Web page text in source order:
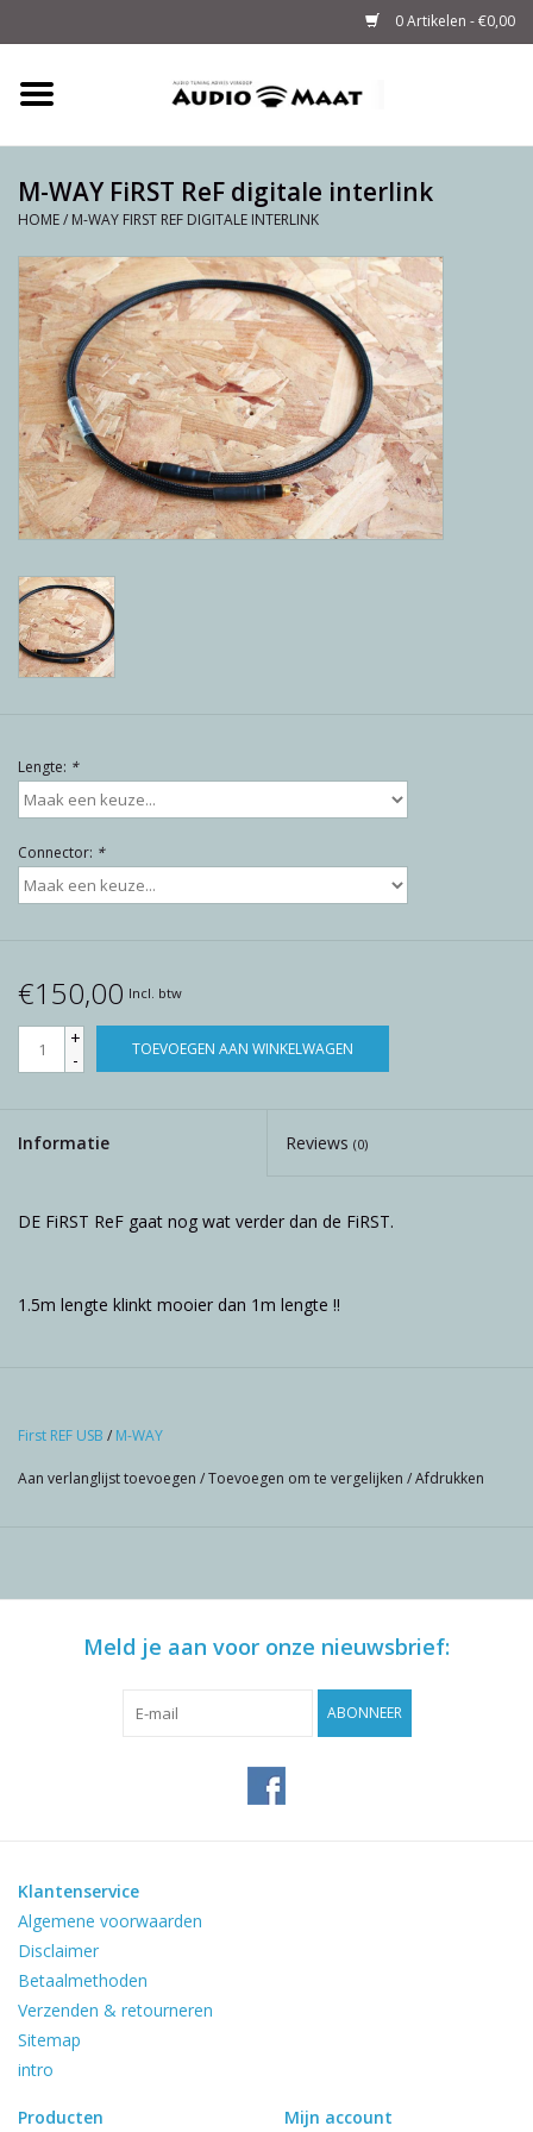
0 Artikelen - €0,00
Tuning
Powerstrips
Audio
Sale
Info
Reviews
Blog
Merken
M-WAY FiRST ReF digitale interlink
HOME/ M-WAY FIRST REF DIGITALE INTERLINK
Lengte: *
Connector: *
€150,00 Incl. btw
+
-
TOEVOEGEN AAN WINKELWAGEN
Informatie Reviews (0)
DE FiRST ReF gaat nog wat verder dan de FiRST.
1.5m lengte klinkt mooier dan 1m lengte !!
First REF USB / M-WAY
Aan verlanglijst toevoegen /Toevoegen om te vergelijken /Afdrukken
Meld je aan voor onze nieuwsbrief:
ABONNEER
Klantenservice
Algemene voorwaarden
Disclaimer
Betaalmethoden
Verzenden & retourneren
Sitemap
intro
Producten Mijn account